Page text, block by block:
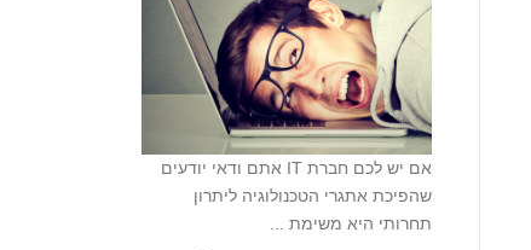
אם יש לכם חברת IT אתם ודאי יודעים
שהפיכת אתגרי הטכנולוגיה ליתרון
תחרותי היא משימת ...